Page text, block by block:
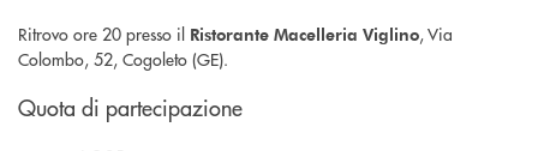
Ritrovo ore 20 presso il Ristorante Macelleria Viglino, Via
Colombo, 52, Cogoleto (GE).
Quota di partecipazione